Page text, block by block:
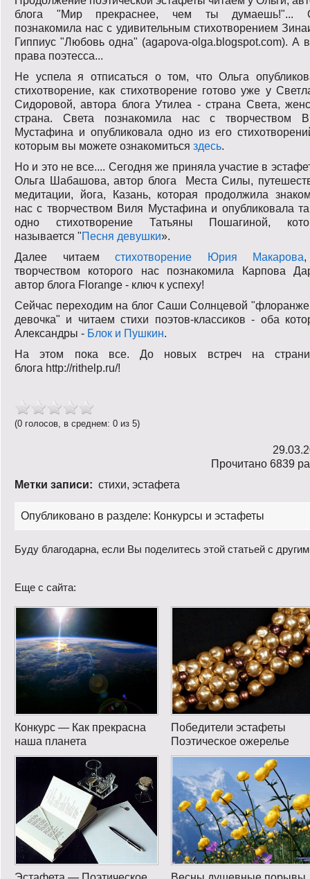
блога "Мир прекраснее, чем ты думаешь!"...
познакомила нас с удивительным стихотворением
Гиппиус "Любовь одна" (agapova-olga.blogspot.com). А
права поэтесса...
Не успела я отписаться о том, что Ольга
стихотворение, как стихотворение готово уже у
Сидоровой, автора блога Утилеа - страна Света,
страна. Света познакомила нас с творчеством
Мустафина и опубликовала одно из его
которым вы можете ознакомиться здесь.
Но и это не все.... Сегодня же приняла участие в
Ольга Шабашова, автор блога Места Силы,
медитации, йога, Казань, которая продолжила
нас с творчеством Виля Мустафина и опубликовала
одно стихотворение Татьяны Пошагиной,
называется "Песня девушки».
Далее читаемстихотворение Юрия Макарова
творчеством которого нас познакомила Карпова
автор блога Florange - ключ к успеху!
Сейчас переходим на блог Саши Солнцевой
девочка" и читаем стихи поэтов-классиков - оба
Александры - Блок и Пушкин.
На этом пока все. До новых встреч на
блога http://rithelp.ru/!
(0 голосов, в среднем: 0 из 5)
Прочитано 6839
Метки записи: стихи, эстафета
Опубликовано в разделе: Конкурсы и эстафеты
Буду благодарна, если Вы поделитесь этой статьей с
Еще с сайта:
Конкурс — Как прекрасна
наша планета
Победители эстафеты
Поэтическое ожерелье